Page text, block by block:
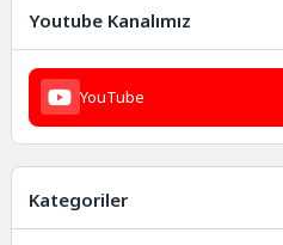
Youtube Kanalımız
YouTube
Kategoriler